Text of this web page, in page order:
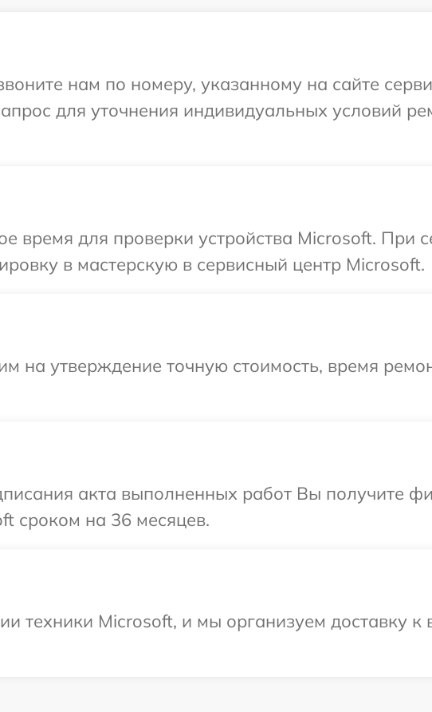
нам по номеру, указанному на сайте
для уточнения индивидуальных условий
время для проверки устройства Microsoft. При
в мастерскую в сервисный центр Microsoft.
на утверждение точную стоимость, время
акта выполненных работ Вы получите
сроком на 36 месяцев.
техники Microsoft, и мы организуем доставку к